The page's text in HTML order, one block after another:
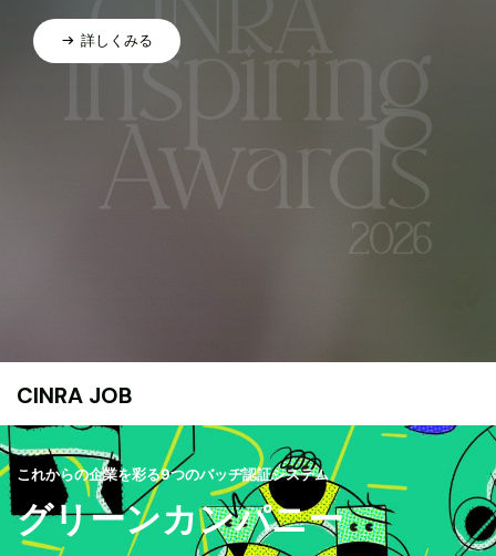
詳しくみる
CINRA JOB
これからの企業を彩る9つのバッヂ認証システム
グリーンカンパニー